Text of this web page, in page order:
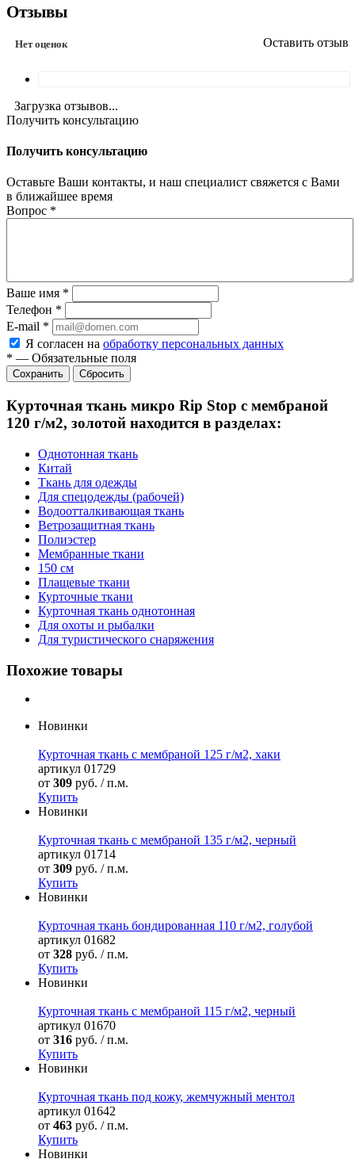
Отзывы
Нет оценок Оставить отзыв
Загрузка отзывов...
Получить консультацию
Получить консультацию
Оставьте Ваши контакты, и наш специалист свяжется с Вами
в ближайшее время
Вопрос *
Ваше имя *
Телефон *
E-mail *
Я согласен на обработку персональных данных
* — Обязательные поля
Сбросить
Курточная ткань микро Rip Stop с мембраной
120 г/м2, золотой находится в разделах:
Однотонная ткань
Китай
Ткань для одежды
Для спецодежды (рабочей)
Водоотталкивающая ткань
Ветрозащитная ткань
Полиэстер
Мембранные ткани
150 см
Плащевые ткани
Курточные ткани
Курточная ткань однотонная
Для охоты и рыбалки
Для туристического снаряжения
Похожие товары
Новинки
Курточная ткань с мембраной 125 г/м2, хаки
артикул 01729
от 309 руб. / п.м.
Купить
Новинки
Курточная ткань с мембраной 135 г/м2, черный
артикул 01714
от 309 руб. / п.м.
Купить
Новинки
Курточная ткань бондированная 110 г/м2, голубой
артикул 01682
от 328 руб. / п.м.
Купить
Новинки
Курточная ткань с мембраной 115 г/м2, черный
артикул 01670
от 316 руб. / п.м.
Купить
Новинки
Курточная ткань под кожу, жемчужный ментол
артикул 01642
от 463 руб. / п.м.
Купить
Новинки